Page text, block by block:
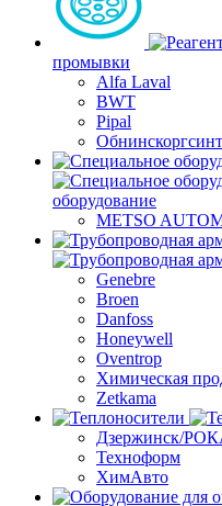
промывки
Alfa Laval
BWT
Pipal
оборудование
METSO
Genebre
Broen
Danfoss
Honeywell
Oventrop
Химическая
Zetkama
Дзержинск/
Техноформ
ХимАвто